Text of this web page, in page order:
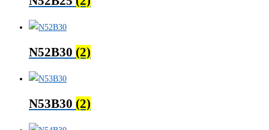
N52B30 (2)
N53B30 (2)